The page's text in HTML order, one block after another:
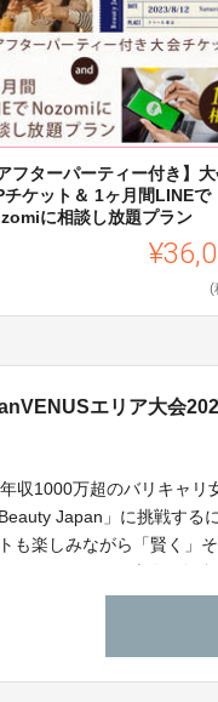
アフターパーティー付き】
チケット＆ 1ヶ月間LINEで
に相談し放題プラン
(
エリア大会
収1000万超のバリキャ
Japan」に挑戦する
も楽しみながら「賢く」
に学べる自己成長型クラ